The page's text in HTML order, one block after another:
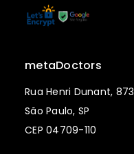
metaDoctors
Rua Henri Dunant, 873
São Paulo, SP
CEP 04709-110